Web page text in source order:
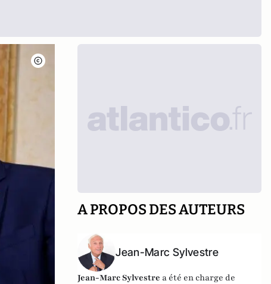
A PROPOS DES AUTEURS
Jean-Marc Sylvestre
Jean-Marc Sylvestre a été en charge de